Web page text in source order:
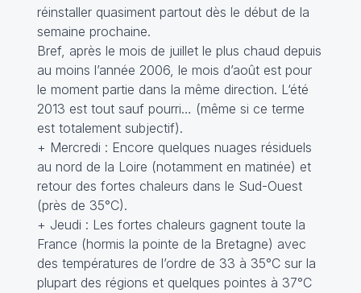
réinstaller quasiment partout dès le début de la
semaine prochaine.
Bref, après le mois de juillet le plus chaud depuis
au moins l’année 2006, le mois d’août est pour
le moment partie dans la même direction. L‘été
2013 est tout sauf pourri… (même si ce terme
est totalement subjectif).
+ Mercredi : Encore quelques nuages résiduels
au nord de la Loire (notamment en matinée) et
retour des fortes chaleurs dans le Sud-Ouest
(près de 35°C).
+ Jeudi : Les fortes chaleurs gagnent toute la
France (hormis la pointe de la Bretagne) avec
des températures de l’ordre de 33 à 35°C sur la
plupart des régions et quelques pointes à 37°C